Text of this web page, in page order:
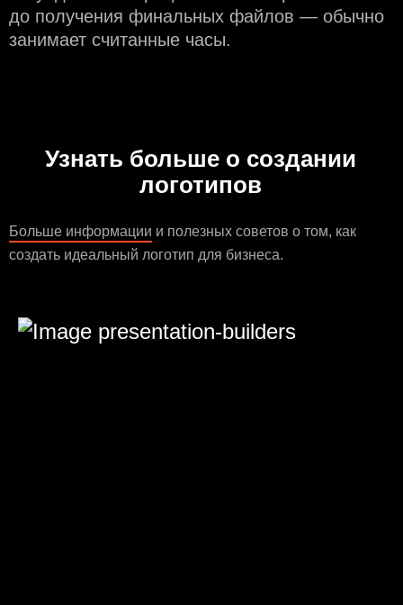
до получения финальных файлов — обычно
занимает считанные часы.
Узнать больше о создании
логотипов
Больше информации и полезных советов о том, как
создать идеальный логотип для бизнеса.